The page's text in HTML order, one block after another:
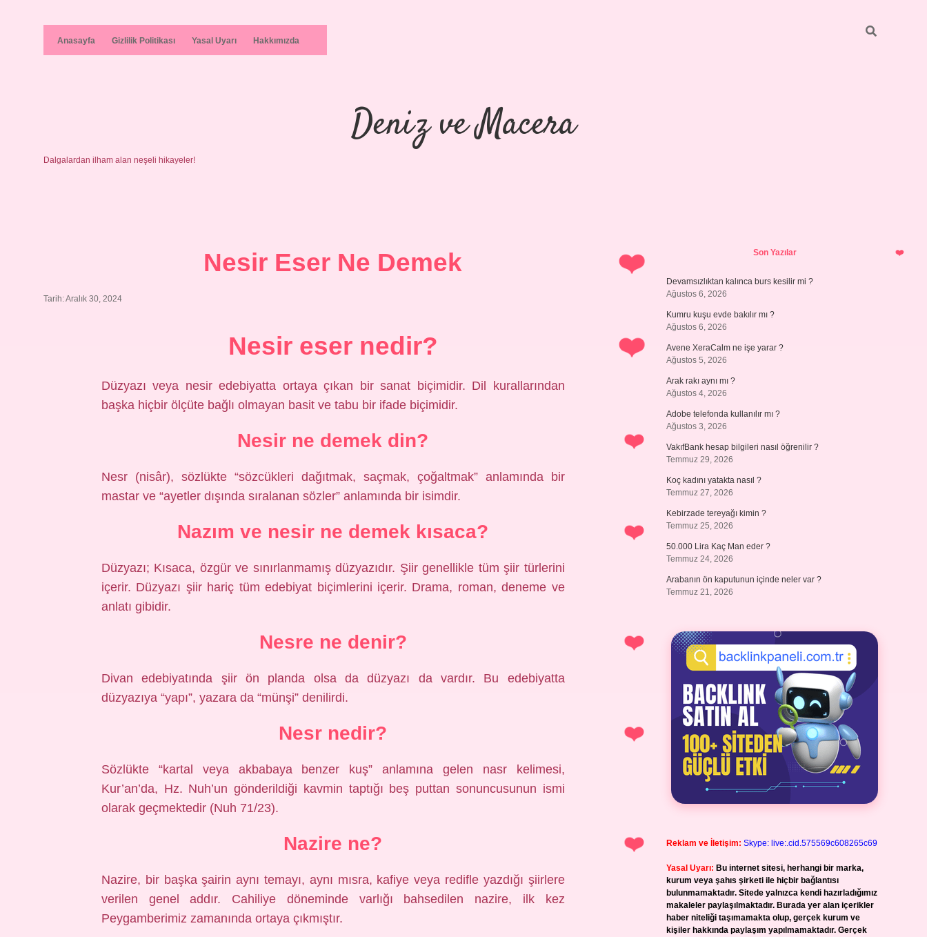
Anasayfa Gizlilik Politikası Yasal Uyarı Hakkımızda
Deniz ve Macera
Dalgalardan ilham alan neşeli hikayeler!
Nesir Eser Ne Demek
Tarih: Aralık 30, 2024
Nesir eser nedir?
Düzyazı veya nesir edebiyatta ortaya çıkan bir sanat biçimidir. Dil kurallarından
başka hiçbir ölçüte bağlı olmayan basit ve tabu bir ifade biçimidir.
Nesir ne demek din?
Nesr (nisâr), sözlükte “sözcükleri dağıtmak, saçmak, çoğaltmak” anlamında bir
mastar ve “ayetler dışında sıralanan sözler” anlamında bir isimdir.
Nazım ve nesir ne demek kısaca?
Düzyazı; Kısaca, özgür ve sınırlanmamış düzyazıdır. Şiir genellikle tüm şiir türlerini
içerir. Düzyazı şiir hariç tüm edebiyat biçimlerini içerir. Drama, roman, deneme ve
anlatı gibidir.
Nesre ne denir?
Divan edebiyatında şiir ön planda olsa da düzyazı da vardır. Bu edebiyatta
düzyazıya “yapı”, yazara da “münşi” denilirdi.
Nesr nedir?
Sözlükte “kartal veya akbabaya benzer kuş” anlamına gelen nasr kelimesi,
Kur’an’da, Hz. Nuh’un gönderildiği kavmin taptığı beş puttan sonuncusunun ismi
olarak geçmektedir (Nuh 71/23).
Nazire ne?
Nazire, bir başka şairin aynı temayı, aynı mısra, kafiye veya redifle yazdığı şiirlere
verilen genel addır. Cahiliye döneminde varlığı bahsedilen nazire, ilk kez
Peygamberimiz zamanında ortaya çıkmıştır.
SidebarSon Yazılar
Devamsızlıktan kalınca burs kesilir mi ?
Ağustos 6, 2026
Kumru kuşu evde bakılır mı ?
Ağustos 6, 2026
Avene XeraCalm ne işe yarar ?
Ağustos 5, 2026
Arak rakı aynı mı ?
Ağustos 4, 2026
Adobe telefonda kullanılır mı ?
Ağustos 3, 2026
VakıfBank hesap bilgileri nasıl öğrenilir ?
Temmuz 29, 2026
Koç kadını yatakta nasıl ?
Temmuz 27, 2026
Kebirzade tereyağı kimin ?
Temmuz 25, 2026
50.000 Lira Kaç Man eder ?
Temmuz 24, 2026
Arabanın ön kaputunun içinde neler var ?
Temmuz 21, 2026
Reklam ve İletişim: Skype: live:.cid.575569c608265c69
Yasal Uyarı: Bu internet sitesi, herhangi bir marka,
kurum veya şahıs şirketi ile hiçbir bağlantısı
bulunmamaktadır. Sitede yalnızca kendi hazırladığımız
makaleler paylaşılmaktadır. Burada yer alan içerikler
haber niteliği taşımamakta olup, gerçek kurum ve
kişiler hakkında paylaşım yapılmamaktadır. Gerçek